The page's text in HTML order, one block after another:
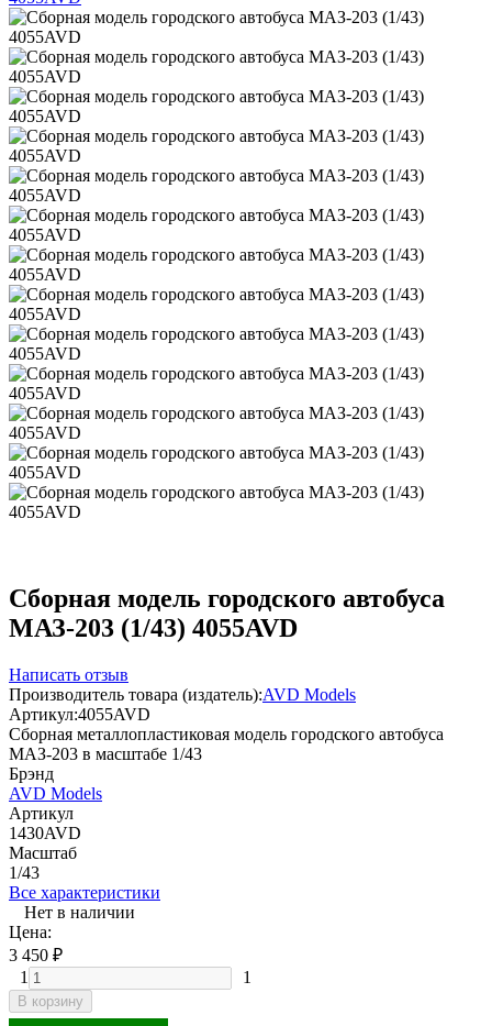
Сборная модель городского автобуса
МАЗ-203 (1/43) 4055AVD
Написать отзыв
Производитель товара (издатель):AVD Models
Артикул:4055AVD
Сборная металлопластиковая модель городского автобуса
МАЗ-203 в масштабе 1/43
Брэнд
AVD Models
Артикул
1430AVD
Масштаб
1/43
Все характеристики
Нет в наличии
Цена:
3 450 ₽
1
1
В корзину